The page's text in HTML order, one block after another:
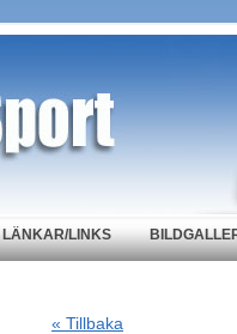
LÄNKAR/LINKS
« Tillbaka